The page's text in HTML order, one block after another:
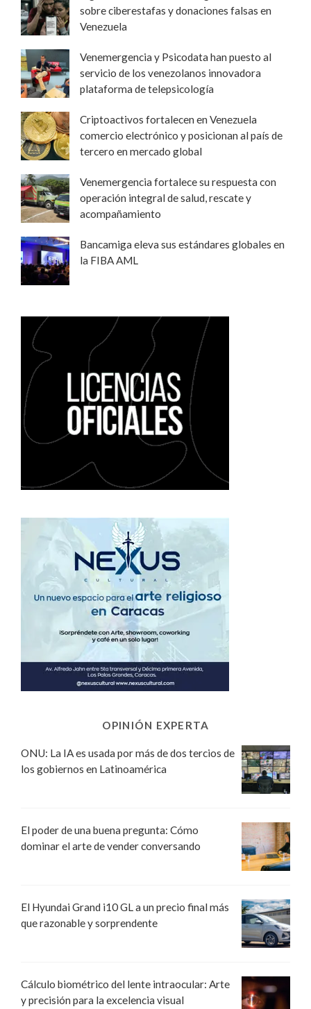
sobre ciberestafas y donaciones falsas en
Venezuela
Venemergencia y Psicodata han puesto al
servicio de los venezolanos innovadora
plataforma de telepsicología
Criptoactivos fortalecen en Venezuela
comercio electrónico y posicionan al país de
tercero en mercado global
Venemergencia fortalece su respuesta con
operación integral de salud, rescate y
acompañamiento
Bancamiga eleva sus estándares globales en
la FIBA AML
OPINIÓN EXPERTA
ONU: La IA es usada por más de dos tercios de
los gobiernos en Latinoamérica
El poder de una buena pregunta: Cómo
dominar el arte de vender conversando
El Hyundai Grand i10 GL a un precio final más
que razonable y sorprendente
Cálculo biométrico del lente intraocular: Arte
y precisión para la excelencia visual